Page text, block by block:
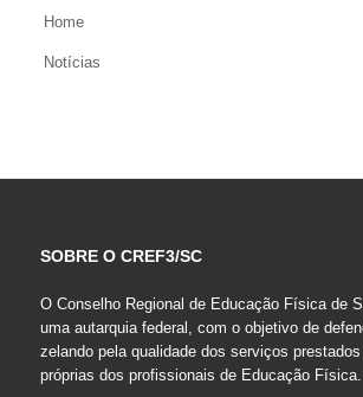
Home
Notícias
SOBRE O CREF3/SC
O Conselho Regional de Educação Física de
uma autarquia federal, com o objetivo de
zelando pela qualidade dos serviços
próprias dos profissionais de Educação Física.